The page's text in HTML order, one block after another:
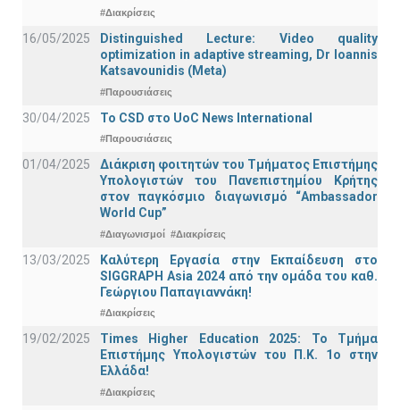
#Διακρίσεις
16/05/2025
Distinguished Lecture: Video quality
optimization in adaptive streaming, Dr Ioannis
Katsavounidis (Meta)
#Παρουσιάσεις
30/04/2025 To CSD στο UoC News International
#Παρουσιάσεις
01/04/2025
Διάκριση φοιτητών του Τμήματος Επιστήμης
Υπολογιστών του Πανεπιστημίου Κρήτης
στον παγκόσμιο διαγωνισμό “Ambassador
World Cup”
#Διαγωνισμοί #Διακρίσεις
13/03/2025
Καλύτερη Εργασία στην Εκπαίδευση στο
SIGGRAPH Asia 2024 από την ομάδα του καθ.
Γεώργιου Παπαγιαννάκη!
#Διακρίσεις
19/02/2025
Times Higher Education 2025: Το Τμήμα
Επιστήμης Υπολογιστών του Π.Κ. 1ο στην
Ελλάδα!
#Διακρίσεις